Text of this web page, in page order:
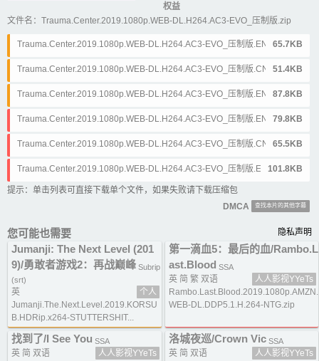
权益
文件名：Trauma.Center.2019.1080p.WEB-DL.H264.AC3-EVO_压制版.zip
Trauma.Center.2019.1080p.WEB-DL.H264.AC3-EVO_压制版.EN.srt65.7KB
Trauma.Center.2019.1080p.WEB-DL.H264.AC3-EVO_压制版.CN.srt51.4KB
Trauma.Center.2019.1080p.WEB-DL.H264.AC3-EVO_压制版.EN&CN.srt
87.8KB
Trauma.Center.2019.1080p.WEB-DL.H264.AC3-EVO_压制版.EN.ass79.8KB
Trauma.Center.2019.1080p.WEB-DL.H264.AC3-EVO_压制版.CN.ass65.5KB
Trauma.Center.2019.1080p.WEB-DL.H264.AC3-EVO_压制版.EN&CN.ass
101.8KB
提示：单击列表可直接下载单个文件，如果失败请下载压缩包
DMCA
查找本片的其他字幕
您可能也需要 隐私声明
Jumanji: The Next Level (201
9)/勇敢者游戏2：再战巅峰 Subrip
(srt)
英
个人
Jumanji.The.Next.Level.2019.KORSU
B.HDRip.x264-STUTTERSHIT...
第一滴血5：最后的血/Rambo.L
ast.Blood SSA
英 简 繁 双语
人人影视YYeTs
Rambo.Last.Blood.2019.1080p.AMZN.
WEB-DL.DDP5.1.H.264-NTG.zip
找到了/I See You SSA
英 简 双语 人人影视YYeTs
洛城夜巡/Crown Vic SSA
英 简 双语 人人影视YYeTs